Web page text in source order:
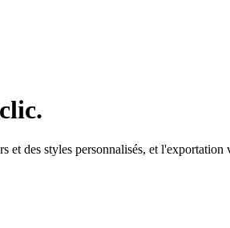
et des styles personnalisés, et